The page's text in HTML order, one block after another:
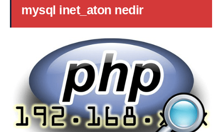
mysql inet_aton nedir